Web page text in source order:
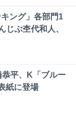
ング」各部門1
じぶ杢代和人、
平、K「ブルー
紙に登場